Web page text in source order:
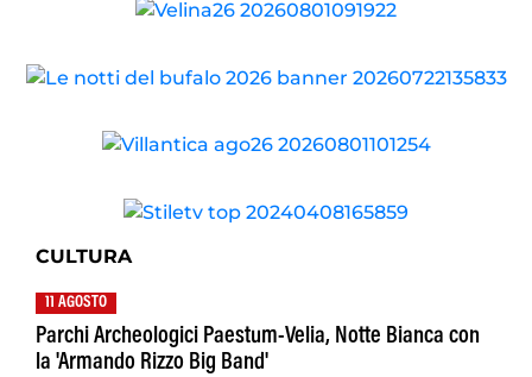
CULTURA
11 AGOSTO
Parchi Archeologici Paestum-Velia, Notte Bianca con
la 'Armando Rizzo Big Band'